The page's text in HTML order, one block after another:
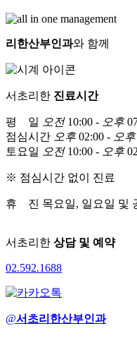
리한산부인과와 함께
서초리한 진료시간
평 일 오전10:00 - 오후
점심시간 오후02:00 - 오후
토요일 오전10:00 - 오후
※ 점심시간 없이 진료
휴 진 목요일, 일요일 및
서초리한 상담 및 예약
02.592.1688
@서초리한산부인과